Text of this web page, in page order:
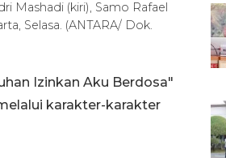
Mashadi (kiri), Samo Rafael
Selasa. (ANTARA/ Dok.
Izinkan Aku Berdosa"
karakter-karakter